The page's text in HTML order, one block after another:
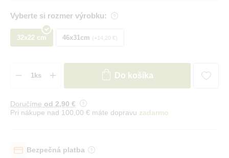
Vyberte si rozmer výrobku:
32x22 cm 46x31cm +14,20 €
Do košíka
Doručíme od 2,90 €
Pri nákupe nad 100,00 € máte dopravu zadarmo
Bezpečná platba